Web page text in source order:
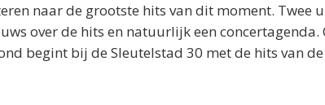
naar de grootste hits van dit moment. Twee
over de hits en natuurlijk een concertagenda.
begint bij de Sleutelstad 30 met de hits van de